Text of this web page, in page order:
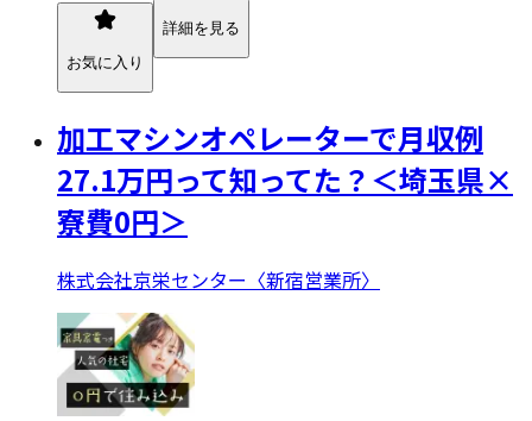
お気に入り
詳細を見る
加工マシンオペレーターで月収例
27.1万円って知ってた？＜埼玉県×
寮費0円＞
株式会社京栄センター〈新宿営業所〉